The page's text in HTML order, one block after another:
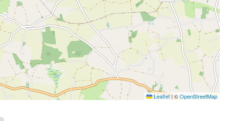
Leaflet|©OpenStreetMap